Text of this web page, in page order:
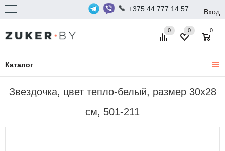
+375 44 777 14 57 Вход
Каталог
0 0
0
Звездочка, цвет тепло-белый, размер 30х28
см, 501-211